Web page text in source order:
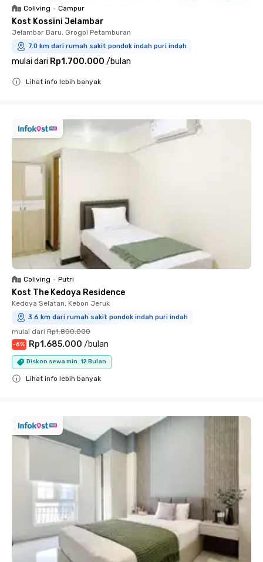
Coliving • Campur
Kost Kossini Jelambar
Jelambar Baru, Grogol Petamburan
7.0 km dari rumah sakit pondok indah puri indah
mulai dari Rp1.700.000 /bulan
Lihat info lebih banyak
Coliving • Putri
Kost The Kedoya Residence
Kedoya Selatan, Kebon Jeruk
3.6 km dari rumah sakit pondok indah puri indah
mulai dari Rp1.800.000
-6% Rp1.685.000 /bulan
Diskon sewa min. 12 Bulan
Lihat info lebih banyak